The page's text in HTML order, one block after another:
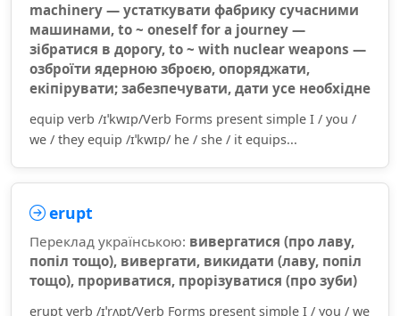
machinery — устаткувати фабрику сучасними
машинами, to ~ oneself for a journey —
зібратися в дорогу, to ~ with nuclear weapons —
озброїти ядерною зброєю, опоряджати,
екіпірувати; забезпечувати, дати усе необхідне
equip verb /ɪˈkwɪp/Verb Forms present simple I / you /
we / they equip /ɪˈkwɪp/ he / she / it equips...
erupt
Переклад українською: вивергатися (про лаву,
попіл тощо), вивергати, викидати (лаву, попіл
тощо), прориватися, прорізуватися (про зуби)
erupt verb /ɪˈrʌpt/Verb Forms present simple I / you / we